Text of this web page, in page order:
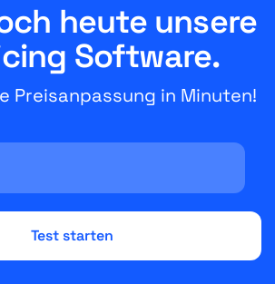
heute unsere
Software.
Preisanpassung in Minuten!